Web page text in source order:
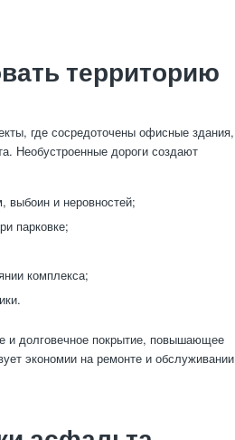
территорию
где сосредоточены офисные здания,
Необустроенные дороги создают
выбоин и неровностей;
парковке;
комплекса;
и долговечное покрытие, повышающее
экономии на ремонте и обслуживании